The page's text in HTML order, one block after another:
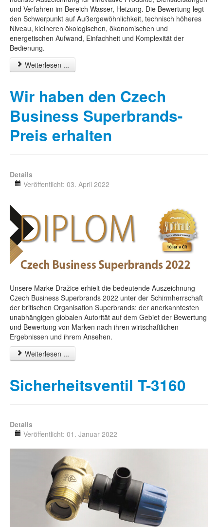
und Verfahren im Bereich Wasser, Heizung. Die Bewertung legt
den Schwerpunkt auf Außergewöhnlichkeit, technisch höheres
Niveau, kleineren ökologischen, ökonomischen und
energetischen Aufwand, Einfachheit und Komplexität der
Bedienung.
Weiterlesen ...
Wir haben den Czech
Business Superbrands-
Preis erhalten
Details
Veröffentlicht: 03. April 2022
Unsere Marke Dražice erhielt die bedeutende Auszeichnung
Czech Business Superbrands 2022 unter der Schirmherrschaft
der britischen Organisation Superbrands: der anerkanntesten
unabhängigen globalen Autorität auf dem Gebiet der Bewertung
und Bewertung von Marken nach ihren wirtschaftlichen
Ergebnissen und ihrem Ansehen.
Weiterlesen ...
Sicherheitsventil T-3160
Details
Veröffentlicht: 01. Januar 2022